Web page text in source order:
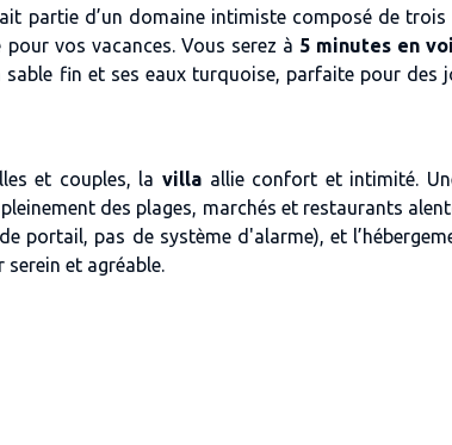
partie d’un domaine intimiste composé de trois
vos vacances. Vous serez à 5 minutes en
sable fin et ses eaux turquoise, parfaite pour des
et couples, la villaallie confort et intimité.
des plages, marchés et restaurants
portail, pas de système d'alarme), et
et agréable.